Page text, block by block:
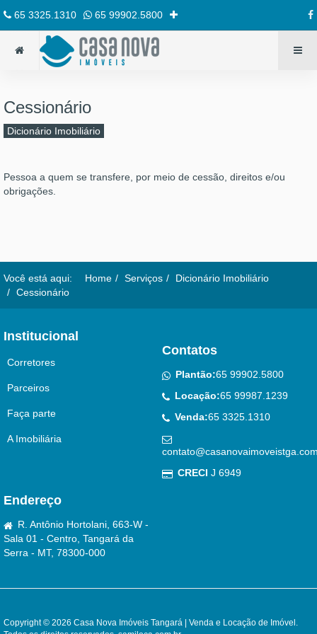
65 3325.1310 65 99902.5800
Cessionário
Dicionário Imobiliário
Pessoa a quem se transfere, por meio de cessão, direitos e/ou
obrigações.
Você está aqui: Home Serviços
Dicionário Imobiliário
Cessionário
Institucional
Corretores
Parceiros
Faça parte
A Imobiliária
Contatos
Plantão:65 99902.5800
Locação:65 99987.1239
Venda:65 3325.1310
CRECI J 6949
Endereço
R. Antônio Hortolani, 663-W -
Sala 01 - Centro, Tangará da
Serra - MT, 78300-000
Copyright © 2026 Casa Nova Imóveis Tangará | Venda e Locação de Imóvel.